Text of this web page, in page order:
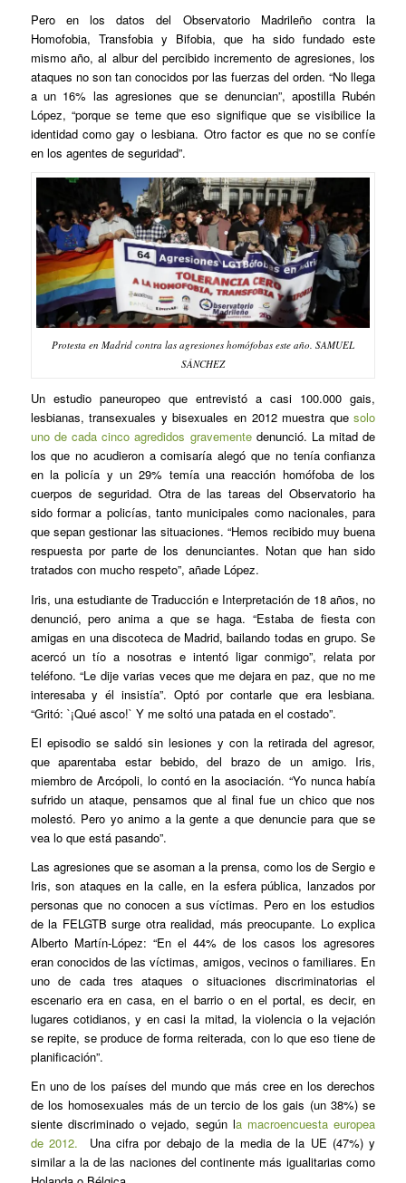
Pero en los datos del Observatorio Madrileño contra la
Homofobia, Transfobia y Bifobia, que ha sido fundado este
mismo año, al albur del percibido incremento de agresiones, los
ataques no son tan conocidos por las fuerzas del orden. “No llega
a un 16% las agresiones que se denuncian”, apostilla Rubén
López, “porque se teme que eso signifique que se visibilice la
identidad como gay o lesbiana. Otro factor es que no se confíe
en los agentes de seguridad”.
Protesta en Madrid contra las agresiones homófobas este año. SAMUEL
SÁNCHEZ
Un estudio paneuropeo que entrevistó a casi 100.000 gais,
lesbianas, transexuales y bisexuales en 2012 muestra quesolo
uno de cada cinco agredidos gravementedenunció. La mitad de
los que no acudieron a comisaría alegó que no tenía confianza
en la policía y un 29% temía una reacción homófoba de los
cuerpos de seguridad. Otra de las tareas del Observatorio ha
sido formar a policías, tanto municipales como nacionales, para
que sepan gestionar las situaciones. “Hemos recibido muy buena
respuesta por parte de los denunciantes. Notan que han sido
tratados con mucho respeto”, añade López.
Iris, una estudiante de Traducción e Interpretación de 18 años, no
denunció, pero anima a que se haga. “Estaba de fiesta con
amigas en una discoteca de Madrid, bailando todas en grupo. Se
acercó un tío a nosotras e intentó ligar conmigo”, relata por
teléfono. “Le dije varias veces que me dejara en paz, que no me
interesaba y él insistía”. Optó por contarle que era lesbiana.
“Gritó: `¡Qué asco!` Y me soltó una patada en el costado”.
El episodio se saldó sin lesiones y con la retirada del agresor,
que aparentaba estar bebido, del brazo de un amigo. Iris,
miembro de Arcópoli, lo contó en la asociación. “Yo nunca había
sufrido un ataque, pensamos que al final fue un chico que nos
molestó. Pero yo animo a la gente a que denuncie para que se
vea lo que está pasando”.
Las agresiones que se asoman a la prensa, como los de Sergio e
Iris, son ataques en la calle, en la esfera pública, lanzados por
personas que no conocen a sus víctimas. Pero en los estudios
de la FELGTB surge otra realidad, más preocupante. Lo explica
Alberto Martín-López: “En el 44% de los casos los agresores
eran conocidos de las víctimas, amigos, vecinos o familiares. En
uno de cada tres ataques o situaciones discriminatorias el
escenario era en casa, en el barrio o en el portal, es decir, en
lugares cotidianos, y en casi la mitad, la violencia o la vejación
se repite, se produce de forma reiterada, con lo que eso tiene de
planificación”.
En uno de los países del mundo que más cree en los derechos
de los homosexuales más de un tercio de los gais (un 38%) se
siente discriminado o vejado, según la macroencuesta europea
de 2012. Una cifra por debajo de la media de la UE (47%) y
similar a la de las naciones del continente más igualitarias como